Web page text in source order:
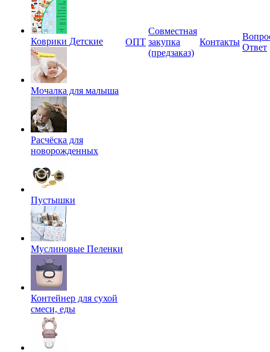
Коврики Детские
Мочалка для малыша
Расчёска для
новорожденных
Пустышки
Муслиновые Пеленки
Контейнер для сухой
смеси, еды
ОПТ
Совместная
закупка
(предзаказ)
Контакты
Ответ